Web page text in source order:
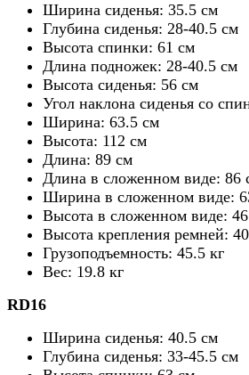
Ширина сиденья: 35.5 см
Глубина сиденья: 28-40.5 см
Высота спинки: 61 см
Длина подножек: 28-40.5 см
Высота сиденья: 56 см
Угол наклона сиденья со
Ширина: 63.5 см
Высота: 112 см
Длина: 89 см
Длина в сложенном виде: 86
Ширина в сложенном виде:
Высота в сложенном виде: 46
Высота крепления ремней:
Грузоподъемность: 45.5 кг
Вес: 19.8 кг
RD16
Ширина сиденья: 40.5 см
Глубина сиденья: 33-45.5 см